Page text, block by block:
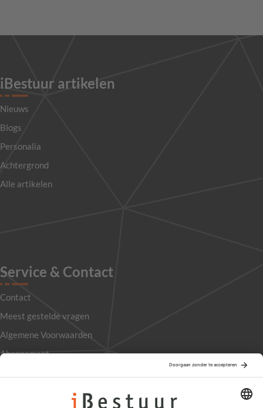
iBestuur artikelen
Nieuws
Blogs
Personalia
Achtergrond
Alle artikelen
Service & Contact
Contact
Meest gestelde vragen
Algemene Voorwaarden
Abonnement